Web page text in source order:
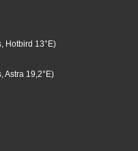
Hotbird 13°E)
Astra 19,2°E)